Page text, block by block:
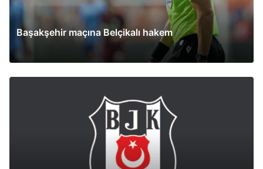
Başakşehir maçına Belçikalı hakem